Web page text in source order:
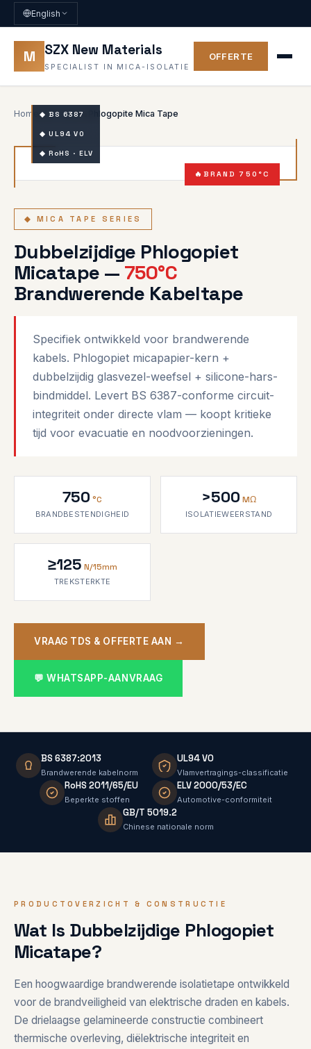
English
M SZX New Materials
SPECIALIST IN MICA-ISOLATIE
OFFERTE
Home ◆Micatape Phlogopite Mica Tape
BRAND 750°C
◆ BS 6387
◆ UL94 V0
◆ RoHS · ELV
◆ MICA TAPE SERIES
Dubbelzijdige Phlogopiet
Micatape — 750°C
Brandwerende Kabeltape
Specifiek ontwikkeld voor brandwerende
kabels. Phlogopiet micapapier-kern +
dubbelzijdig glasvezel-weefsel + silicone-hars-
bindmiddel. Levert BS 6387-conforme circuit-
integriteit onder directe vlam — koopt kritieke
tijd voor evacuatie en noodvoorzieningen.
750 °C
BRANDBESTENDIGHEID
>500 MΩ
ISOLATIEWEERSTAND
≥125 N/15mm
TREKSTERKTE
VRAAG TDS & OFFERTE AAN →
💬 WHATSAPP-AANVRAAG
BS 6387:2013
Brandwerende kabelnorm
UL94 V0
Vlamvertragings-classificatie
RoHS 2011/65/EU
Beperkte stoffen
ELV 2000/53/EC
Automotive-conformiteit
GB/T 5019.2
Chinese nationale norm
PRODUCTOVERZICHT & CONSTRUCTIE
Wat Is Dubbelzijdige Phlogopiet
Micatape?
Een hoogwaardige brandwerende isolatietape ontwikkeld
voor de brandveiligheid van elektrische draden en kabels.
De drielaagse gelamineerde constructie combineert
thermische overleving, diëlektrische integriteit en